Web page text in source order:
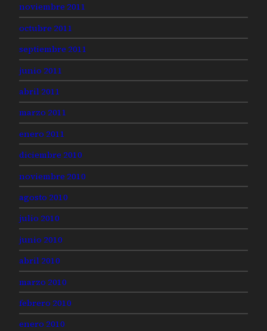
noviembre 2011
octubre 2011
septiembre 2011
junio 2011
abril 2011
marzo 2011
enero 2011
diciembre 2010
noviembre 2010
agosto 2010
julio 2010
junio 2010
abril 2010
marzo 2010
febrero 2010
enero 2010